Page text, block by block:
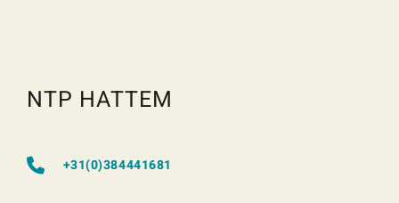
NTP HATTEM
+31(0)384441681